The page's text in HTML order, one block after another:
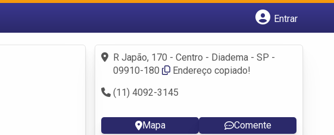
Entrar
Fazer login
Criar conta
R Japão, 170 - Centro - Diadema - SP -
09910-180
Endereço copiado!
(11) 4092-3145
Mapa Comente